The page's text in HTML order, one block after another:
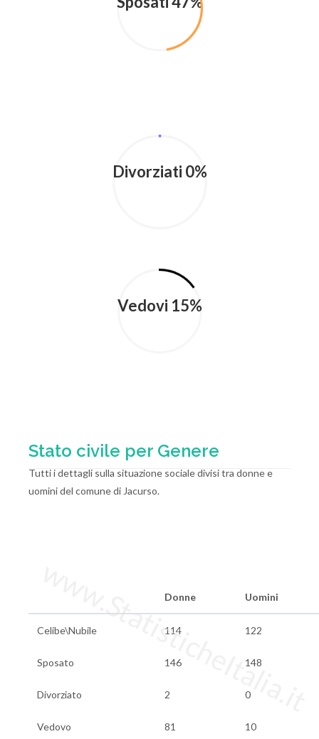
Divorziati 0%
Vedovi 15%
Stato civile per Genere
Tutti i dettagli sulla situazione sociale divisi tra donne e
uomini del comune di Jacurso.
Donne Uomini
Celibe\Nubile 114 122
Sposato 146 148
Divorziato 2 0
Vedovo 81 10
www.StatisticheItalia.it